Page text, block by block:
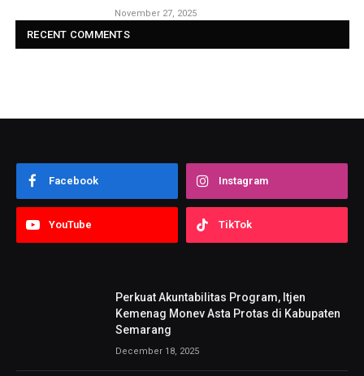
November 27, 2025
RECENT COMMENTS
Facebook Instagram
YouTube TikTok
Perkuat Akuntabilitas Program, Itjen
Kemenag Monev Asta Protas di Kabupaten
Semarang
December 18, 2025